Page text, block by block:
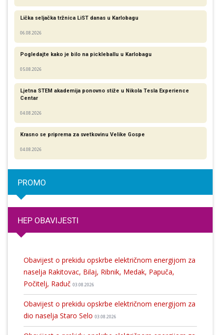
Lička seljačka tržnica LiST danas u Karlobagu
06.08.2026
Pogledajte kako je bilo na pickleballu u Karlobagu
05.08.2026
Ljetna STEM akademija ponovno stiže u Nikola Tesla Experience
Centar
04.08.2026
Krasno se priprema za svetkovinu Velike Gospe
04.08.2026
PROMO
HEP OBAVIJESTI
Obavijest o prekidu opskrbe električnom energijom za
naselja Rakitovac, Bilaj, Ribnik, Medak, Papuča,
Počitelj, Raduč 03.08.2026
Obavijest o prekidu opskrbe električnom energijom za
dio naselja Staro Selo 03.08.2026